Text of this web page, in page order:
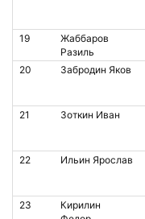
19
Жаббаров
Разиль
20 Забродин Яков
21 Зоткин Иван
22 Ильин Ярослав
23
Кирилин